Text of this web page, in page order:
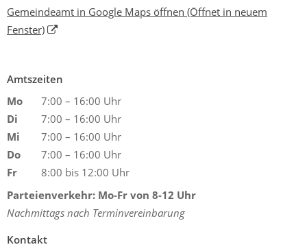
Gemeindeamt in Google Maps öffnen (Öffnet in neuem
Fenster)
Amtszeiten
Mo
7:00 – 16:00 Uhr
Di
7:00 – 16:00 Uhr
Mi
7:00 – 16:00 Uhr
Do
7:00 – 16:00 Uhr
Fr
8:00 bis 12:00 Uhr
Parteienverkehr: Mo-Fr von 8-12 Uhr
Nachmittags nach Terminvereinbarung
Kontakt